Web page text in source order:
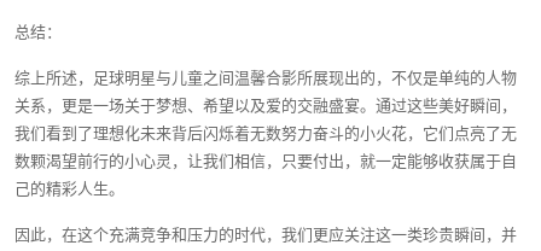
总结：
综上所述，足球明星与儿童之间温馨合影所展现出的，不仅是单纯的人物
关系，更是一场关于梦想、希望以及爱的交融盛宴。通过这些美好瞬间，
我们看到了理想化未来背后闪烁着无数努力奋斗的小火花，它们点亮了无
数颗渴望前行的小心灵，让我们相信，只要付出，就一定能够收获属于自
己的精彩人生。
因此，在这个充满竞争和压力的时代，我们更应关注这一类珍贵瞬间，并